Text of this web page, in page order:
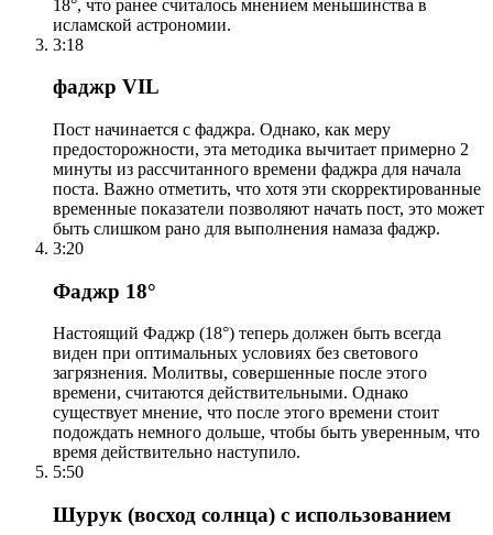
18°, что ранее считалось мнением меньшинства в
исламской астрономии.
3:18
фаджр VIL
Пост начинается с фаджра. Однако, как меру
предосторожности, эта методика вычитает примерно 2
минуты из рассчитанного времени фаджра для начала
поста. Важно отметить, что хотя эти скорректированные
временные показатели позволяют начать пост, это может
быть слишком рано для выполнения намаза фаджр.
3:20
Фаджр 18°
Настоящий Фаджр (18°) теперь должен быть всегда
виден при оптимальных условиях без светового
загрязнения. Молитвы, совершенные после этого
времени, считаются действительными. Однако
существует мнение, что после этого времени стоит
подождать немного дольше, чтобы быть уверенным, что
время действительно наступило.
5:50
Шурук (восход солнца) с использованием